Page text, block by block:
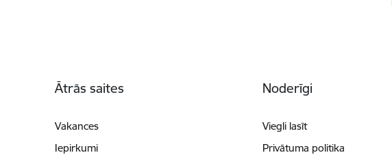
Ātrās saites
Vakances
Iepirkumi
Noderīgi
Viegli lasīt
Privātuma politika